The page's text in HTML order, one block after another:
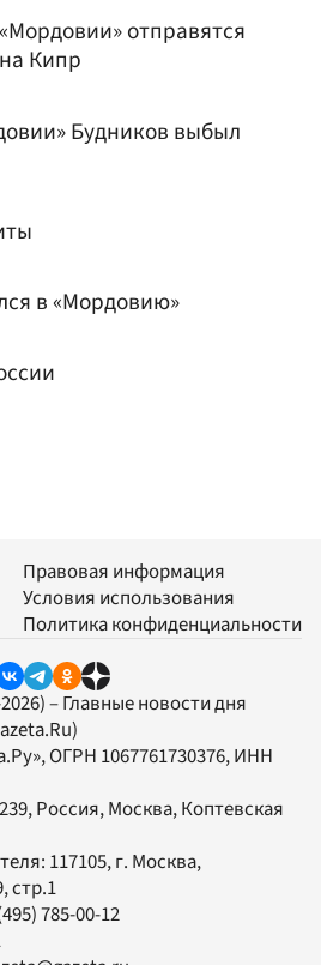
отправятся
Кипр
Будников выбыл
в «Мордовию»
Правовая информация
Условия использования
Политика конфиденциальности
– Главные новости дня
, ОГРН 1067761730376, ИНН
Россия, Москва, Коптевская
117105, г. Москва,
стр.1
785-00-12